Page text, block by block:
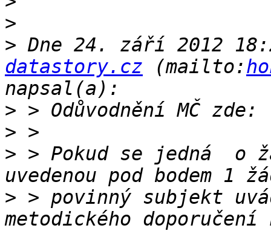
>
> Dne 24. září 2012
datastory.cz (mailto:
>
>
> > Pokud se jedná  o
> > povinný subjekt
metodického